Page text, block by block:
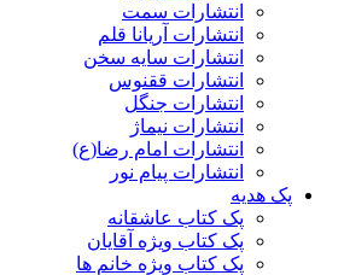
انتشارات سمت
انتشارات آریانا قلم
انتشارات سایه سخن
انتشارات ققنوس
انتشارات جنگل
انتشارات نیماژ
انتشارات امام رضا(ع)
انتشارات پیام نور
پک هدیه
پک کتاب عاشقانه
پک کتاب ویژه آقایان
پک کتاب ویژه خانم ها